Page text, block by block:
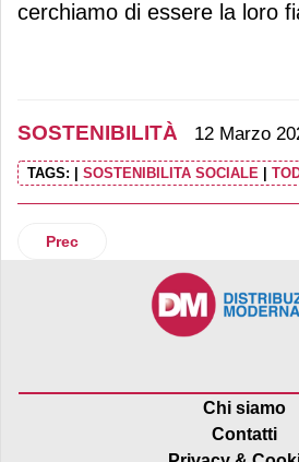
cerchiamo di essere la loro
SOSTENIBILITÀ 12 Marzo
TAGS: SOSTENIBILITA SOCIALE
Articolo precedente: Etruria
Prec
Chi siamo
Contatti